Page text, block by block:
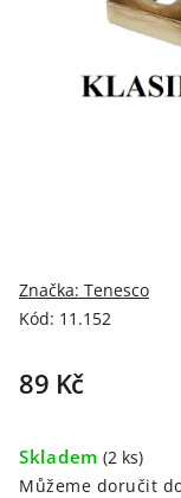
Kód: 11.152
Značka: Tenesco
89 Kč
Skladem (2 ks)
Můžeme doručit